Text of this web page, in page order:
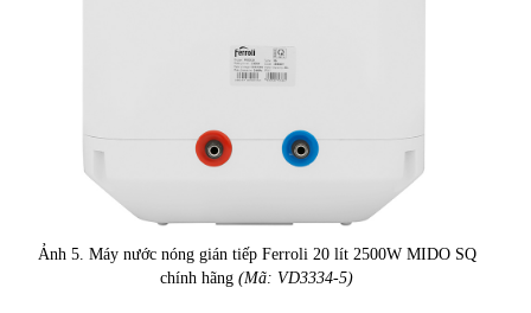
Ảnh 5. Máy nước nóng gián tiếp Ferroli 20 lít 2500W MIDO SQ
chính hãng (Mã: VD3334-5)